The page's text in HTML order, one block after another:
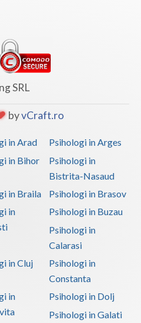
SRL
byvCraft.ro
in Arad
Psihologi in Arges
in Bihor
Psihologi in
Bistrita-Nasaud
in Braila
Psihologi in Brasov
in
Psihologi in Buzau
Psihologi in
Calarasi
in Cluj
Psihologi in
Constanta
in
Psihologi in Dolj
Psihologi in Galati